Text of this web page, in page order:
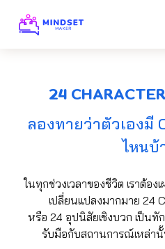
24
ลองทายว่าตัวเองมี
ไหนบ้
ในทุกช่วงเวลาของชีวิต เราต้อ
เปลี่ยนแปลงมากมาย 24
หรือ 24 อุปนิสัยเชิงบวก เป็น
รับมือกับสถานการณ์เหล่า